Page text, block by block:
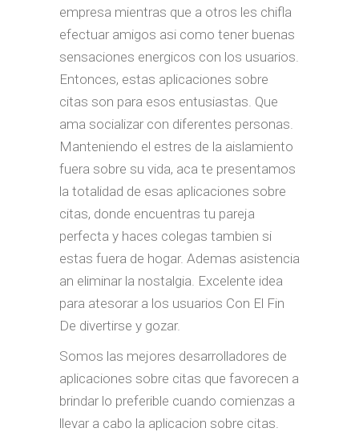
empresa mientras que a otros les chifla
efectuar amigos asi­ como tener buenas
sensaciones energicos con los usuarios.
Entonces, estas aplicaciones sobre
citas son para esos entusiastas. Que
ama socializar con diferentes personas.
Manteniendo el estres de la aislamiento
fuera sobre su vida, aca te presentamos
la totalidad de esas aplicaciones sobre
citas, donde encuentras tu pareja
perfecta y haces colegas tambien si
estas fuera de hogar. Ademas asistencia
an eliminar la nostalgia. Excelente idea
para atesorar a los usuarios Con El Fin
De divertirse y gozar.
Somos las mejores desarrolladores de
aplicaciones sobre citas que favorecen a
brindar lo preferible cuando comienzas a
llevar a cabo la aplicacion sobre citas.